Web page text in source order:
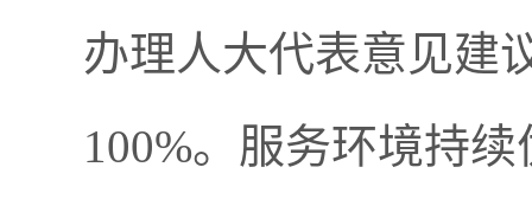
办理人大代表意见建
100%。 服务环境持